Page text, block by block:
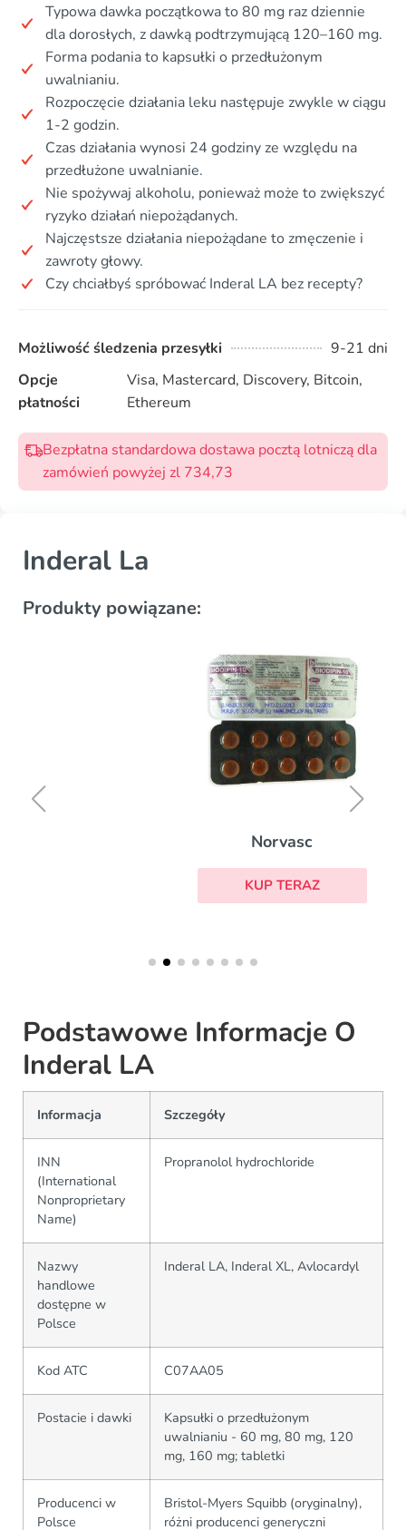
Typowa dawka początkowa to 80 mg raz dziennie
dla dorosłych, z dawką podtrzymującą 120–160 mg.
Forma podania to kapsułki o przedłużonym
uwalnianiu.
Rozpoczęcie działania leku następuje zwykle w ciągu
1-2 godzin.
Czas działania wynosi 24 godziny ze względu na
przedłużone uwalnianie.
Nie spożywaj alkoholu, ponieważ może to zwiększyć
ryzyko działań niepożądanych.
Najczęstsze działania niepożądane to zmęczenie i
zawroty głowy.
Czy chciałbyś spróbować Inderal LA bez recepty?
Możliwość śledzenia przesyłki
9-21 dni
Opcje
płatności
Visa, Mastercard, Discovery, Bitcoin,
Ethereum
Bezpłatna standardowa dostawa pocztą lotniczą dla
zamówień powyżej zl 734,73
Inderal La
Produkty powiązane:
Podstawowe Informacje O
Inderal LA
Informacja Szczegóły
INN
(International
Nonproprietary
Name)
Propranolol hydrochloride
Nazwy
handlowe
dostępne w
Polsce
Inderal LA, Inderal XL, Avlocardyl
Kod ATC C07AA05
Postacie i dawki
Kapsułki o przedłużonym
uwalnianiu - 60 mg, 80 mg, 120
mg, 160 mg; tabletki
Producenci w
Polsce
Bristol-Myers Squibb (oryginalny),
różni producenci generyczni